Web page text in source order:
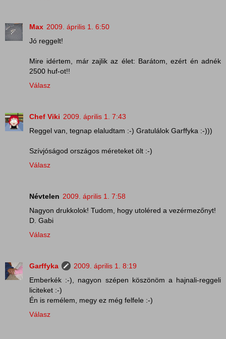
Max 2009. április 1. 6:50
Jó reggelt!
Mire idértem, már zajlik az élet: Barátom, ezért én adnék
2500 huf-ot!!
Válasz
Chef Viki 2009. április 1. 7:43
Reggel van, tegnap elaludtam :-) Gratulálok Garffyka :-)))
Szívjóságod országos méreteket ölt :-)
Válasz
Névtelen 2009. április 1. 7:58
Nagyon drukkolok! Tudom, hogy utoléred a vezérmezőnyt!
D. Gabi
Válasz
Garffyka
2009. április 1. 8:19
Emberkék :-), nagyon szépen köszönöm a hajnali-reggeli
liciteket :-)
Én is remélem, megy ez még felfele :-)
Válasz